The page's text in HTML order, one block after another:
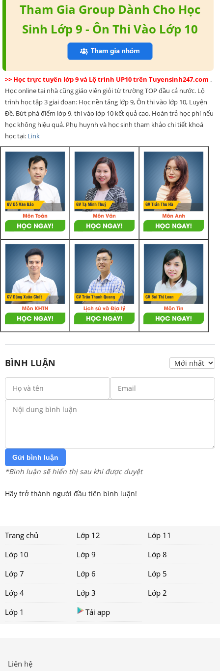
Tham Gia Group Dành Cho Học
Sinh Lớp 9 - Ôn Thi Vào Lớp 10
>> Học trực tuyến lớp 9 và Lộ trình UP10 trên Tuyensinh247.com .
Học online tại nhà cũng giáo viên giỏi từ trường TOP đầu cả nước. Lộ
trình học tập 3 giai đoạn: Học nền tảng lớp 9, Ôn thi vào lớp 10, Luyện
Đề. Bứt phá điểm lớp 9, thi vào lớp 10 kết quả cao. Hoàn trả học phí nếu
học không hiệu quả. Phụ huynh và học sinh tham khảo chi tiết khoá
học tại: Link
BÌNH LUẬN
Gửi bình luận
*Bình luận sẽ hiển thị sau khi được duyệt
Hãy trở thành người đầu tiên bình luận!
Trang chủ Lớp 12
Lớp 11
Lớp 10
Lớp 9
Lớp 8
Lớp 7
Lớp 6
Lớp 5
Lớp 4
Lớp 3
Lớp 2
Lớp 1
Tải app
Liên hệ